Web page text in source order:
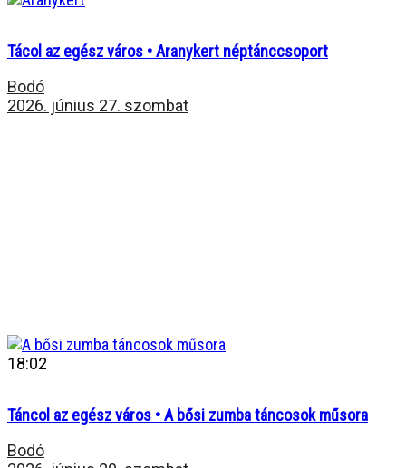
Tácol az egész város • Aranykert néptánccsoport
Bodó
2026. június 27. szombat
18:02
Táncol az egész város • A bősi zumba táncosok műsora
Bodó